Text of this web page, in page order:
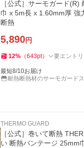
［公式］サーモガード(R)
巾 x 5m長 x 1.60mm厚 強
断熱
5,890円
12% （643pt） 要エント
最短8/10お届け
耐熱断熱材のサーモガード
THERMO GUARD
［公式］巻いて断熱
い 断熱バンテージ 25mm